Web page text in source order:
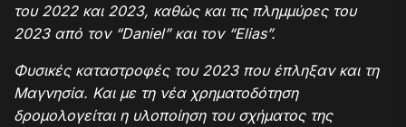
του 2022 και 2023, καθώς και τις πλημμύρες του
2023 από τον “Daniel” και τον “Elias”.
Φυσικές καταστροφές του 2023 που έπληξαν και τη
Μαγνησία. Και με τη νέα χρηματοδότηση
δρομολογείται η υλοποίηση του σχήματος της